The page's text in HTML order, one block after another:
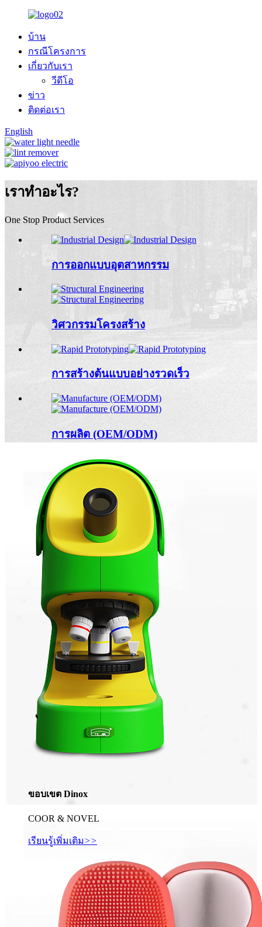
บ้าน
กรณีโครงการ
เกี่ยวกับเรา
วีดีโอ
ข่าว
ติดต่อเรา
English
เราทำอะไร?
One Stop Product Services
การออกแบบอุตสาหกรรม
วิศวกรรมโครงสร้าง
การสร้างต้นแบบอย่างรวดเร็ว
การผลิต (OEM/ODM)
ขอบเขต Dinox
COOR & NOVEL
เรียนรู้เพิ่มเติม>>